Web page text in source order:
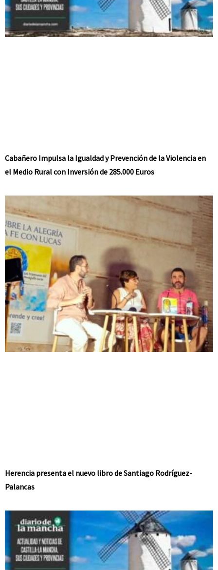
Cabañero Impulsa la Igualdad y Prevención de la Violencia en
el Medio Rural con Inversión de 285.000 Euros
Herencia presenta el nuevo libro de Santiago Rodríguez-
Palancas